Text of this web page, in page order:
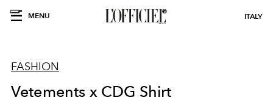
MENU ITALY
FASHION
Vetements x CDG Shirt